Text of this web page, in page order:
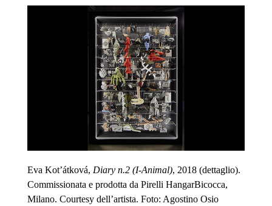
Eva Kot’átková, Diary n.2 (I-Animal), 2018 (dettaglio).
Commissionata e prodotta da Pirelli HangarBicocca,
Milano. Courtesy dell’artista. Foto: Agostino Osio